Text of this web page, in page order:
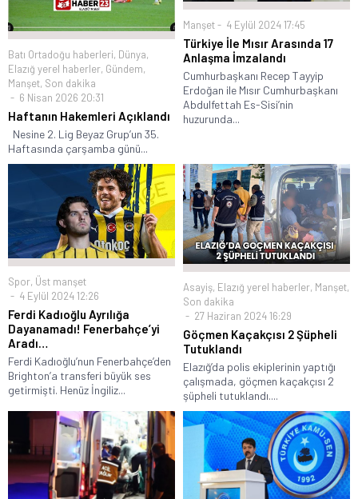
Batı Ortadoğu haberleri, Dünya,
Elazığ yerel haberler, Gündem,
Manşet, Son dakika
6 Nisan 2026 20:31
Haftanın Hakemleri Açıklandı
Nesine 2. Lig Beyaz Grup’un 35.
Haftasında çarşamba günü...
Manşet 4 Eylül 2024 17:45
Türkiye İle Mısır Arasında 17
Anlaşma İmzalandı
Cumhurbaşkanı Recep Tayyip
Erdoğan ile Mısır Cumhurbaşkanı
Abdulfettah Es-Sisi’nin
huzurunda...
Spor, Üst manşet
4 Eylül 2024 12:26
Ferdi Kadıoğlu Ayrılığa
Dayanamadı! Fenerbahçe’yi
Aradı…
Ferdi Kadıoğlu’nun Fenerbahçe’den
Brighton’a transferi büyük ses
getirmişti. Henüz İngiliz...
Asayiş, Elazığ yerel haberler, Manşet,
Son dakika
27 Haziran 2024 16:29
Göçmen Kaçakçısı 2 Şüpheli
Tutuklandı
Elazığ’da polis ekiplerinin yaptığı
çalışmada, göçmen kaçakçısı 2
şüpheli tutuklandı....